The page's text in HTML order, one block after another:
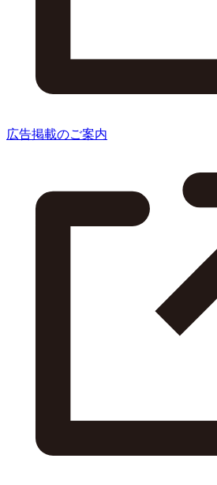
広告掲載のご案内